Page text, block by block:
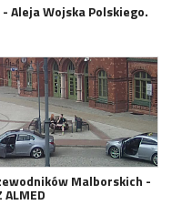
Aleja Wojska Polskiego.
Malborskich -